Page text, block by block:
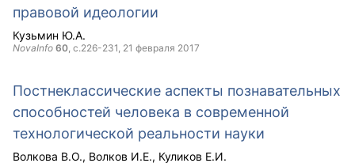
правовой идеологии
Кузьмин Ю.А.
NovaInfo 60, с.226-231, 21 февраля 2017
Постнеклассические аспекты познавательных
способностей человека в современной
технологической реальности науки
Волкова В.О. Волков И.Е. Куликов Е.И.